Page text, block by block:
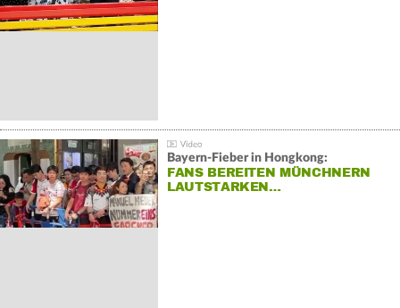
Bayern-Fieber in Hongkong:
FANS BEREITEN MÜNCHNERN
LAUTSTARKEN…